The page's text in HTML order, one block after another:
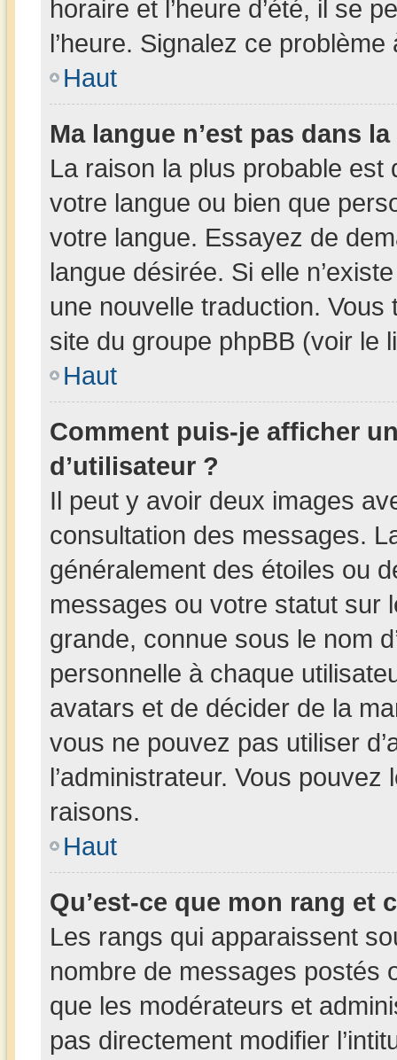
horaire et l’heure d’été, il se
l’heure. Signalez ce problème
Haut
Ma langue n’est pas dans
La raison la plus probable est
votre langue ou bien que
votre langue. Essayez de
langue désirée. Si elle
une nouvelle traduction. Vous
site du groupe phpBB (voir le
Haut
Comment puis-je afficher
d’utilisateur ?
Il peut y avoir deux images
consultation des messages.
généralement des étoiles ou
messages ou votre statut sur
grande, connue sous le nom
personnelle à chaque
avatars et de décider de la
vous ne pouvez pas utiliser
l’administrateur. Vous
raisons.
Haut
Qu’est-ce que mon rang et
Les rangs qui apparaissent
nombre de messages postés
que les modérateurs et
pas directement modifier